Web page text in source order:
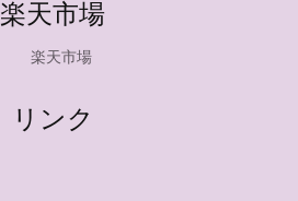
楽天市場
リンク